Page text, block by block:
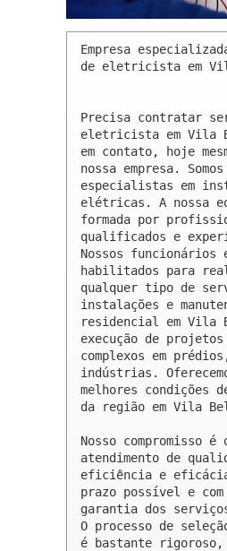
Empresa
de eletricista em
Precisa contratar
eletricista em Vila
em contato, hoje
nossa empresa. Somos
especialistas em
elétricas. A nossa
formada por
qualificados e
Nossos funcionários
habilitados para
qualquer tipo de
instalações e
residencial em Vila
execução de projetos
complexos em
indústrias.
melhores condições
da região em Vila
Nosso compromisso
atendimento de
eficiência e
prazo possível e
garantia dos
O processo de
é bastante rigoroso,